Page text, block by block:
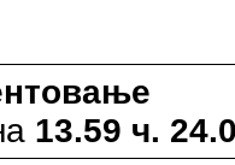
13.59 ч.